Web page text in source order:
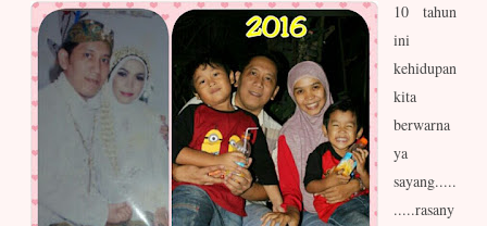
10 tahun
ini
kehidupan
kita
berwarna
ya
sayang.....
.....rasany